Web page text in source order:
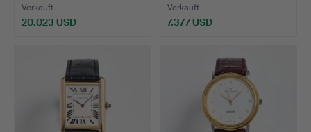
Verkauft
20.023 USD
Verkauft
7.377 USD